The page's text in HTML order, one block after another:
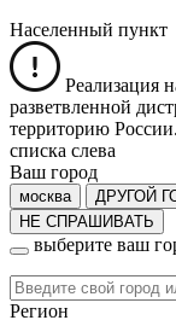
Населенный пункт
Реализация
разветвленной
территорию
списка слева
Ваш город
москва ДРУГОЙ
НЕ СПРАШИВАТЬ
выберите ваш
Регион